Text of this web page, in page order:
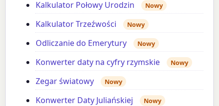
Kalkulator Połowy Urodzin Nowy
Kalkulator Trzeźwości Nowy
Odliczanie do Emerytury Nowy
Konwerter daty na cyfry rzymskie Nowy
Zegar światowy Nowy
Konwerter Daty Juliańskiej Nowy